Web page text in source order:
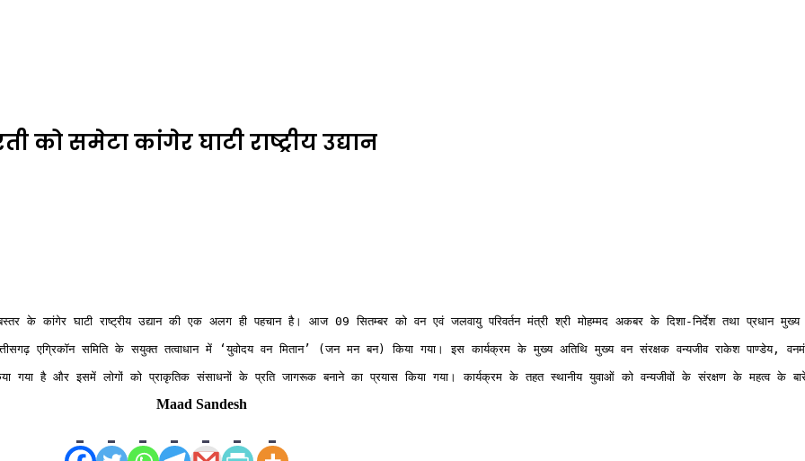
को समेटा कांगेर घाटी राष्ट्रीय उद्यान
के कांगेर घाटी राष्ट्रीय उद्यान की एक अलग ही पहचान है। आज 09 सितम्बर को वन एवं जलवायु परिवर्तन मंत्री श्री मोहम्मद अकबर के दिशा-निर्देश तथा
एग्रिकॉन समिति के सयुक्त तत्वाधान में ‘युवोदय वन मितान’ (जन मन बन) किया गया। इस कार्यक्रम के मुख्य अतिथि मुख्य वन संरक्षक वन्यजीव राकेश
गया है और इसमें लोगों को प्राकृतिक संसाधनों के प्रति जागरूक बनाने का प्रयास किया गया। कार्यक्रम के तहत स्थानीय युवाओं को वन्यजीवों के संरक्षण के महत्व
Maad Sandesh